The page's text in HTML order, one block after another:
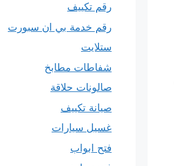
رقم تكييف
رقم خدمة بي ان سبورت
ستلايت
شفاطات مطابخ
صالونات حلاقة
صيانة تكييف
غسيل سيارات
فتح ابواب